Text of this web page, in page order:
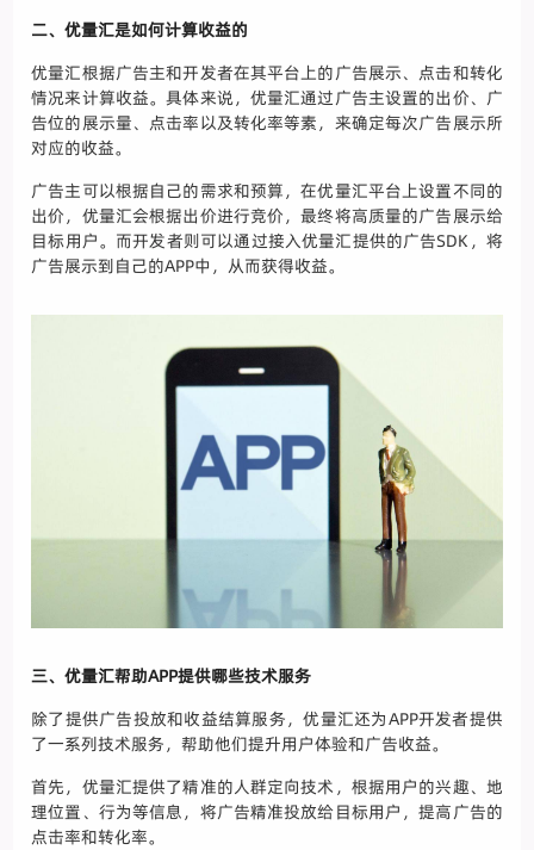
二、优量汇是如何计算收益的
优量汇根据广告主和开发者在其平台上的广告展示、点击和转化
情况来计算收益。具体来说，优量汇通过广告主设置的出价、广
告位的展示量、点击率以及转化率等素，来确定每次广告展示所
对应的收益。
广告主可以根据自己的需求和预算，在优量汇平台上设置不同的
出价，优量汇会根据出价进行竞价，最终将高质量的广告展示给
目标用户。而开发者则可以通过接入优量汇提供的广告SDK，将
广告展示到自己的APP中，从而获得收益。
三、优量汇帮助APP提供哪些技术服务
除了提供广告投放和收益结算服务，优量汇还为APP开发者提供
了一系列技术服务，帮助他们提升用户体验和广告收益。
首先，优量汇提供了精准的人群定向技术，根据用户的兴趣、地
理位置、行为等信息，将广告精准投放给目标用户，提高广告的
点击率和转化率。